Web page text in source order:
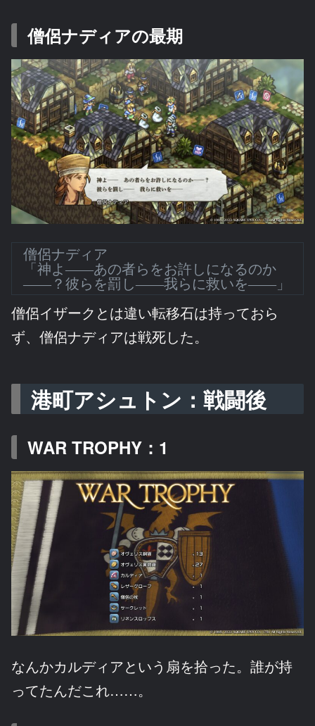
僧侶ナディアの最期
僧侶ナディア
「神よ――あの者らをお許しになるのか
――？彼らを罰し――我らに救いを――」
僧侶イザークとは違い転移石は持っておら
ず、僧侶ナディアは戦死した。
港町アシュトン：戦闘後
WAR TROPHY：1
なんかカルディアという扇を拾った。誰が持
ってたんだこれ……。